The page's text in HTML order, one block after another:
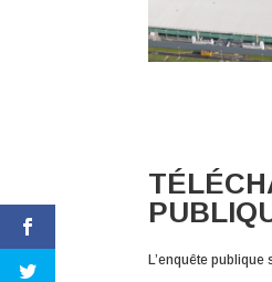
L’enquête